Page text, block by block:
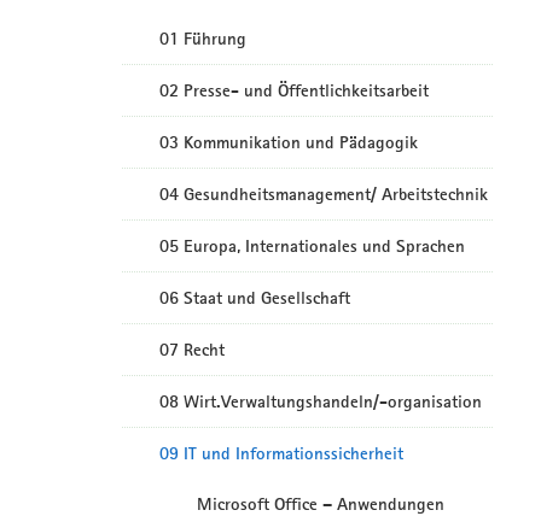
01 Führung
02 Presse- und Öffentlichkeitsarbeit
03 Kommunikation und Pädagogik
04 Gesundheitsmanagement/ Arbeitstechnik
05 Europa, Internationales und Sprachen
06 Staat und Gesellschaft
07 Recht
08 Wirt.Verwaltungshandeln/-organisation
09 IT und Informationssicherheit
Microsoft Office – Anwendungen